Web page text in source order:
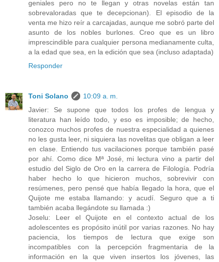
geniales pero no te llegan y otras novelas están tan
sobrevaloradas que te decepcionan). El episodio de la
venta me hizo reír a carcajadas, aunque me sobró parte del
asunto de los nobles burlones. Creo que es un libro
imprescindible para cualquier persona medianamente culta,
a la edad que sea, en la edición que sea (incluso adaptada)
Responder
Toni Solano
10:09 a. m.
Javier: Se supone que todos los profes de lengua y
literatura han leído todo, y eso es imposible; de hecho,
conozco muchos profes de nuestra especialidad a quienes
no les gusta leer, ni siquiera las novelitas que obligan a leer
en clase. Entiendo tus vacilaciones porque también pasé
por ahí. Como dice Mª José, mi lectura vino a partir del
estudio del Siglo de Oro en la carrera de Filología. Podría
haber hecho lo que hicieron muchos, sobrevivir con
resúmenes, pero pensé que había llegado la hora, que el
Quijote me estaba llamando: y acudí. Seguro que a ti
también acaba llegándote su llamada :)
Joselu: Leer el Quijote en el contexto actual de los
adolescentes es propósito inútil por varias razones. No hay
paciencia, los tiempos de lectura que exige son
incompatibles con la percepción fragmentaria de la
información en la que viven insertos los jóvenes, las